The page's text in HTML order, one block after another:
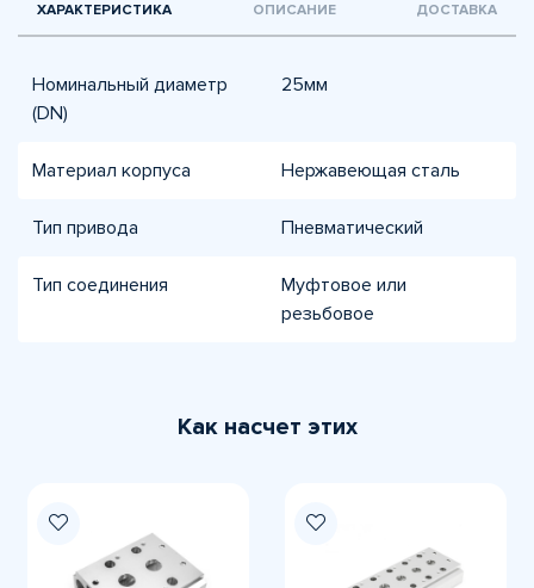
ХАРАКТЕРИСТИКА ОПИСАНИЕ ДОСТАВКА
Номинальный диаметр
(DN)
25мм
Материал корпуса Нержавеющая сталь
Тип привода Пневматический
Тип соединения
Муфтовое или
резьбовое
Как насчет этих